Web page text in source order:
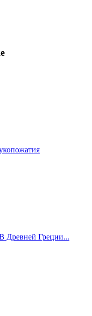
Древней Греции...